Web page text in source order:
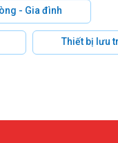
- Gia đình
Thiết bị lưu